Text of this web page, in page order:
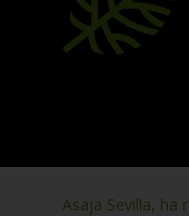
Asaja Sevilla, ha